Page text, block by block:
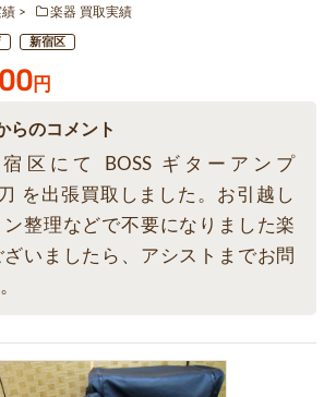
績
楽器 買取実績
新宿区
円
らのコメント
区にて BOSS ギターアンプ
を出張買取しました。お引越し
整理などで不要になりました楽
いましたら、アシストまでお問